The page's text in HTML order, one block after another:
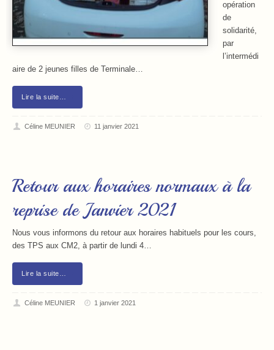
opération
de
solidarité,
par
l’intermédi
aire de 2 jeunes filles de Terminale…
Lire la suite…
Céline MEUNIER 11 janvier 2021
Retour aux horaires normaux à la
reprise de Janvier 2021
Nous vous informons du retour aux horaires habituels pour les cours,
des TPS aux CM2, à partir de lundi 4…
Lire la suite…
Céline MEUNIER 1 janvier 2021